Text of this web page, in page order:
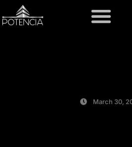
to
content
March 30,